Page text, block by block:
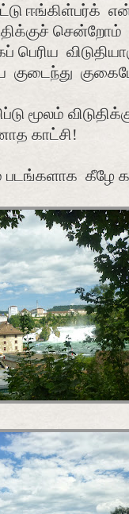
ஈங்கிள்பர்க்
சென்றோம்
பெரிய
குடைந்து
மூலம்
காட்சி!
கீழே